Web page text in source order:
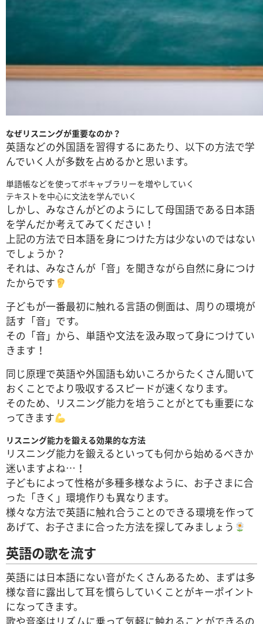
なぜリスニングが重要なのか？
英語などの外国語を習得するにあたり、以下の方法で学
んでいく人が多数を占めるかと思います。
単語帳などを使ってボキャブラリーを増やしていく
テキストを中心に文法を学んでいく
しかし、みなさんがどのようにして母国語である日本語
を学んだか考えてみてください！
上記の方法で日本語を身につけた方は少ないのではない
でしょうか？
それは、みなさんが「音」を聞きながら自然に身につけ
たからです
子どもが一番最初に触れる言語の側面は、周りの環境が
話す「音」です。
その「音」から、単語や文法を汲み取って身につけてい
きます！
同じ原理で英語や外国語も幼いころからたくさん聞いて
おくことでより吸収するスピードが速くなります。
そのため、リスニング能力を培うことがとても重要にな
ってきます
リスニング能力を鍛える効果的な方法
リスニング能力を鍛えるといっても何から始めるべきか
迷いますよね…！
子どもによって性格が多種多様なように、お子さまに合
った「きく」環境作りも異なります。
様々な方法で英語に触れ合うことのできる環境を作って
あげて、お子さまに合った方法を探してみましょう
英語の歌を流す
英語には日本語にない音がたくさんあるため、まずは多
様な音に露出して耳を慣らしていくことがキーポイント
になってきます。
歌や音楽はリズムに乗って気軽に触れることができるの